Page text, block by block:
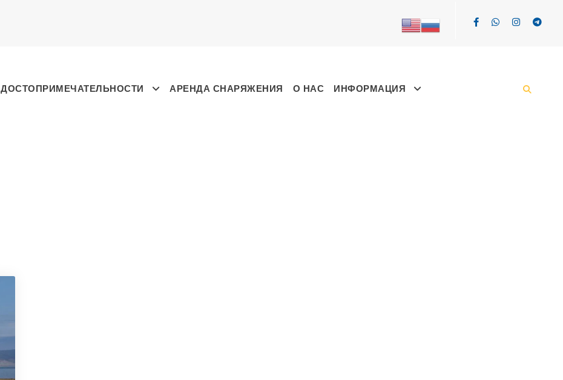
ДОСТОПРИМЕЧАТЕЛЬНОСТИ АРЕНДА СНАРЯЖЕНИЯ О НАС ИНФОРМАЦИЯ